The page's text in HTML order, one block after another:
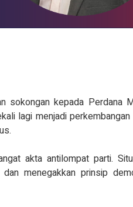
sokongan kepada Perdana
lagi menjadi
akta antilompat parti.
menegakkan prinsip